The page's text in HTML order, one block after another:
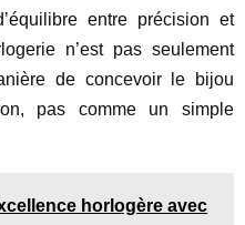
entre précision et
n’est pas seulement
de concevoir le bijou
pas comme un simple
horlogère avec